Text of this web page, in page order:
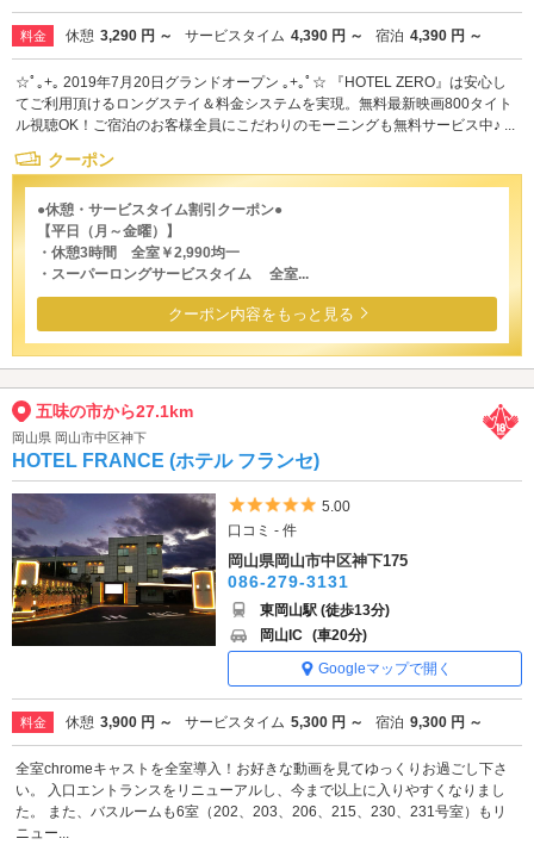
料金 休憩 3,290 円 ～ サービスタイム 4,390 円 ～ 宿泊 4,390 円 ～
☆ﾟ｡+｡ 2019年7月20日グランドオープン ｡+｡ﾟ☆ 『HOTEL ZERO』は安心し
てご利用頂けるロングステイ＆料金システムを実現。無料最新映画800タイト
ル視聴OK！ご宿泊のお客様全員にこだわりのモーニングも無料サービス中♪ ...
クーポン
●休憩・サービスタイム割引クーポン●
【平日（月～金曜）】
・休憩3時間 全室￥2,990均一
・スーパーロングサービスタイム 全室...
クーポン内容をもっと見る
五味の市から27.1km
岡山県 岡山市中区神下
HOTEL FRANCE (ホテル フランセ)
5つ星のうち5
5.00
口コミ - 件
岡山県岡山市中区神下175
086-279-3131
東岡山駅 (徒歩13分)
岡山IC (車20分)
Googleマップで開く
料金 休憩 3,900 円 ～ サービスタイム 5,300 円 ～ 宿泊 9,300 円 ～
全室chromeキャストを全室導入！お好きな動画を見てゆっくりお過ごし下さ
い。 入口エントランスをリニューアルし、今まで以上に入りやすくなりまし
た。 また、バスルームも6室（202、203、206、215、230、231号室）もリ
ニュー...